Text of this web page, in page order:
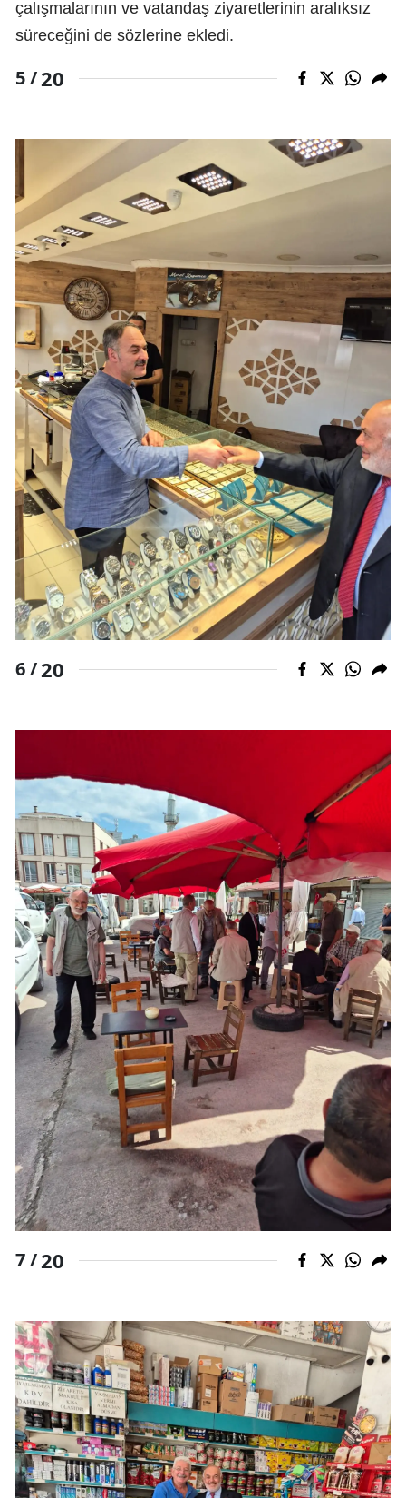
çalışmalarının ve vatandaş ziyaretlerinin aralıksız
süreceğini de sözlerine ekledi.
5 /20
6 /20
7 /20